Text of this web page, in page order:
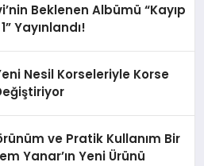
Beklenen Albümü “Kayıp
Yayınlandı!
Nesil Korseleriyle Korse
ve Pratik Kullanım Bir
Yanar’ın Yeni Ürünü